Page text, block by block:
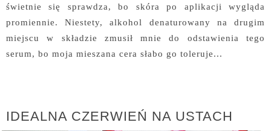
świetnie się sprawdza, bo skóra po aplikacji wygląda
promiennie. Niestety, alkohol denaturowany na drugim
miejscu w składzie zmusił mnie do odstawienia tego
serum, bo moja mieszana cera słabo go toleruje...
IDEALNA CZERWIEŃ NA USTACH